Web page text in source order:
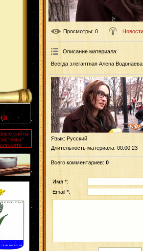
Просмотры: 0
Описание материала:
Всегда элегантная Алена
Язык: Русский
Длительность материала: 00:00:23
Всего комментариев: 0
Имя *:
Email *: